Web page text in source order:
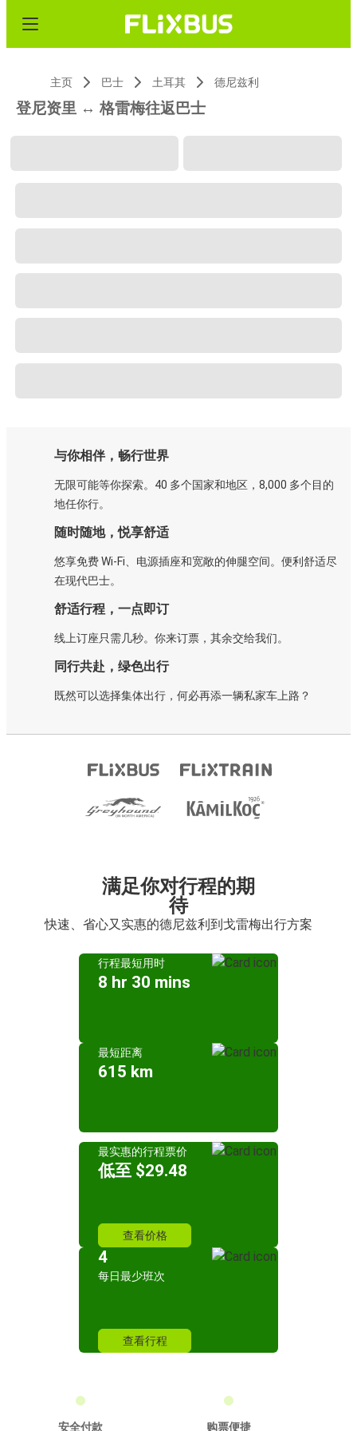
主页 巴士 土耳其 德尼兹利
登尼资里 ↔ 格雷梅往返巴士
与你相伴，畅行世界
无限可能等你探索。40 多个国家和地区，8,000 多个目的
地任你行。
随时随地，悦享舒适
悠享免费 Wi-Fi、电源插座和宽敞的伸腿空间。便利舒适尽
在现代巴士。
舒适行程，一点即订
线上订座只需几秒。你来订票，其余交给我们。
同行共赴，绿色出行
既然可以选择集体出行，何必再添一辆私家车上路？
满足你对行程的期
待
快速、省心又实惠的德尼兹利到戈雷梅出行方案
行程最短用时
8 hr 30 mins
最短距离
615 km
最实惠的行程票价
低至 $29.48
查看价格
4
每日最少班次
查看行程
安全付款 购票便捷